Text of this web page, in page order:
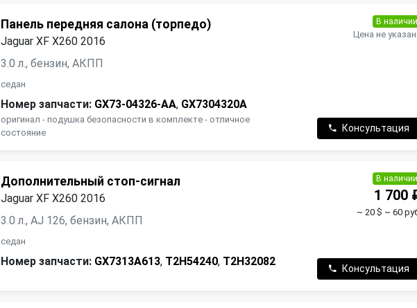
Панель передняя салона (торпедо)
Jaguar XF X260 2016
3.0 л., бензин, АКПП
седан
Номер запчасти: GX73-04326-AA, GX7304320A
оригинал - подушка безопасности в комплекте - отличное
состояние
В наличии
Цена не
Консультация
Дополнительный стоп-сигнал
Jaguar XF X260 2016
3.0 л., AJ 126, бензин, АКПП
седан
Номер запчасти: GX7313A613, T2H54240, T2H32082
В наличии
1 700
~ 20 $ ~ 60
Консультация